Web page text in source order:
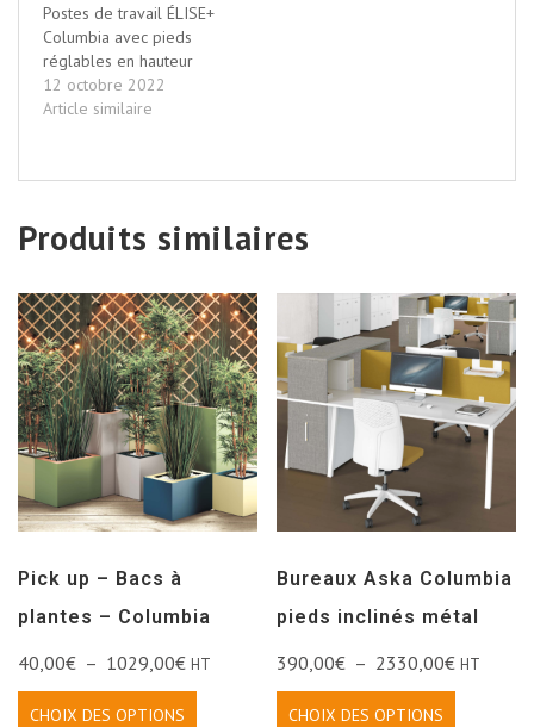
Postes de travail ÉLISE+
Columbia avec pieds
réglables en hauteur
12 octobre 2022
Article similaire
Produits similaires
Pick up – Bacs à
plantes – Columbia
40,00€ – 1029,00€ HT
CHOIX DES OPTIONS
Bureaux Aska Columbia
pieds inclinés métal
390,00€ – 2330,00€ HT
CHOIX DES OPTIONS